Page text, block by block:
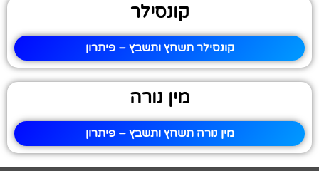
קונסילר
קונסילר תשחץ ותשבץ – פיתרון
מין נורה
מין נורה תשחץ ותשבץ – פיתרון